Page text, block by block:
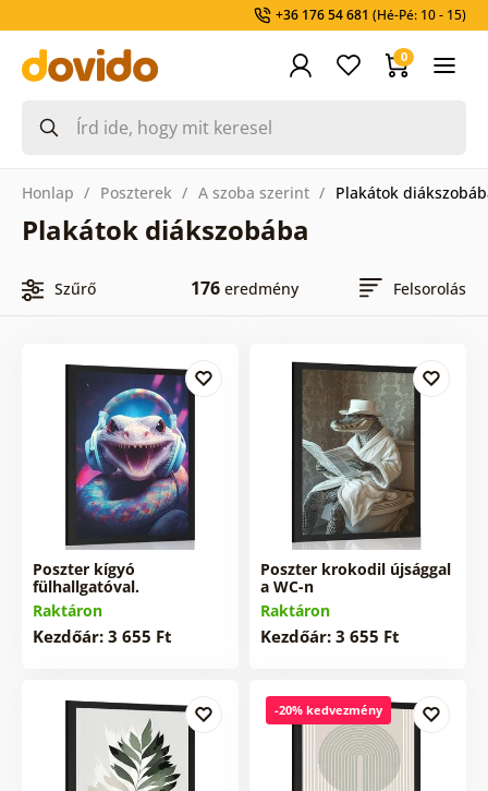
+36 176 54 681 (Hé-Pé: 10 - 15)
0
Honlap Poszterek A szoba szerint Plakátok
Plakátok diákszobába
Szűrő 176eredmény Felsorolás
Poszter kígyó
fülhallgatóval.
Raktáron
Kezdőár: 3 655 Ft
Poszter krokodil újsággal
a WC-n
Raktáron
Kezdőár: 3 655 Ft
-20% kedvezmény